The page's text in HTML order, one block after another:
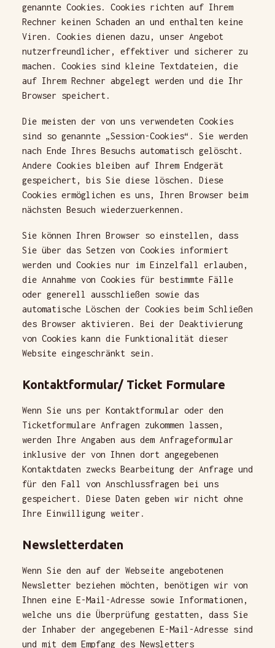
genannte Cookies. Cookies richten auf Ihrem
Rechner keinen Schaden an und enthalten keine
Viren. Cookies dienen dazu, unser Angebot
nutzerfreundlicher, effektiver und sicherer zu
machen. Cookies sind kleine Textdateien, die
auf Ihrem Rechner abgelegt werden und die Ihr
Browser speichert.
Die meisten der von uns verwendeten Cookies
sind so genannte „Session-Cookies“. Sie werden
nach Ende Ihres Besuchs automatisch gelöscht.
Andere Cookies bleiben auf Ihrem Endgerät
gespeichert, bis Sie diese löschen. Diese
Cookies ermöglichen es uns, Ihren Browser beim
nächsten Besuch wiederzuerkennen.
Sie können Ihren Browser so einstellen, dass
Sie über das Setzen von Cookies informiert
werden und Cookies nur im Einzelfall erlauben,
die Annahme von Cookies für bestimmte Fälle
oder generell ausschließen sowie das
automatische Löschen der Cookies beim Schließen
des Browser aktivieren. Bei der Deaktivierung
von Cookies kann die Funktionalität dieser
Website eingeschränkt sein.
Kontaktformular/ Ticket Formulare
Wenn Sie uns per Kontaktformular oder den
Ticketformulare Anfragen zukommen lassen,
werden Ihre Angaben aus dem Anfrageformular
inklusive der von Ihnen dort angegebenen
Kontaktdaten zwecks Bearbeitung der Anfrage und
für den Fall von Anschlussfragen bei uns
gespeichert. Diese Daten geben wir nicht ohne
Ihre Einwilligung weiter.
Newsletterdaten
Wenn Sie den auf der Webseite angebotenen
Newsletter beziehen möchten, benötigen wir von
Ihnen eine E-Mail-Adresse sowie Informationen,
welche uns die Überprüfung gestatten, dass Sie
der Inhaber der angegebenen E-Mail-Adresse sind
und mit dem Empfang des Newsletters